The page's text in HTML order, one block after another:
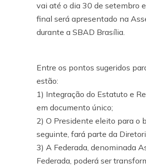
vai até o dia 30 de setembro
final será apresentado na
durante a SBAD Brasília.
Entre os pontos sugeridos
estão:
1) Integração do Estatuto e
em documento único;
2) O Presidente eleito para o
seguinte, fará parte da
3) A Federada, denominada
Federada, poderá ser